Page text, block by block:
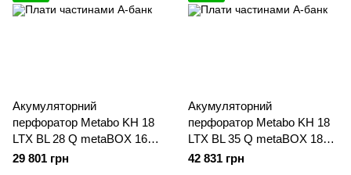
Акумуляторний
перфоратор Metabo KH 18
LTX BL 28 Q metaBOX 165 L
(601715660)
29 801 грн
Акумуляторний
перфоратор Metabo KH 18
LTX BL 35 Q metaBOX 185
XL (600813660)
42 831 грн